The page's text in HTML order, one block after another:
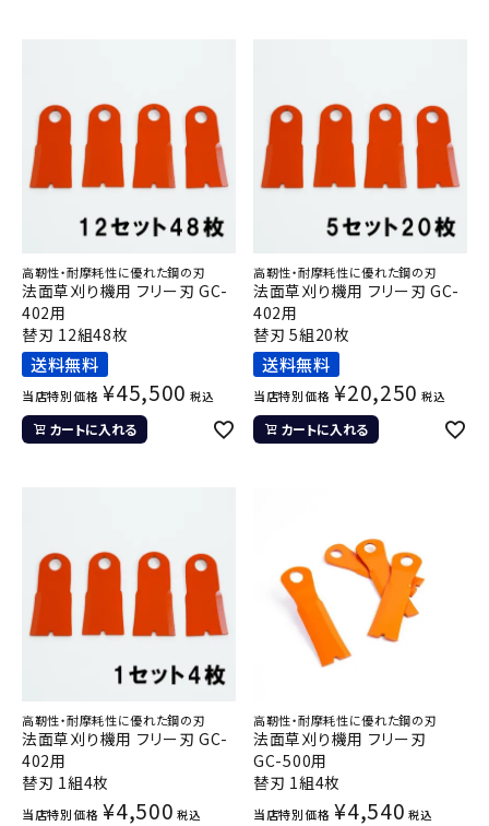
高靭性・耐摩耗性に優れた鋼の刃
法面草刈り機用 フリー刃 GC-
402用
替刃 12組48枚
送料無料
当店特別価格 ¥45,500 税込
カートに入れる
高靭性・耐摩耗性に優れた鋼の刃
法面草刈り機用 フリー刃 GC-
402用
替刃 5組20枚
送料無料
当店特別価格 ¥20,250 税込
カートに入れる
高靭性・耐摩耗性に優れた鋼の刃
法面草刈り機用 フリー刃 GC-
402用
替刃 1組4枚
当店特別価格 ¥4,500 税込
高靭性・耐摩耗性に優れた鋼の刃
法面草刈り機用 フリー刃
GC-500用
替刃 1組4枚
当店特別価格 ¥4,540 税込